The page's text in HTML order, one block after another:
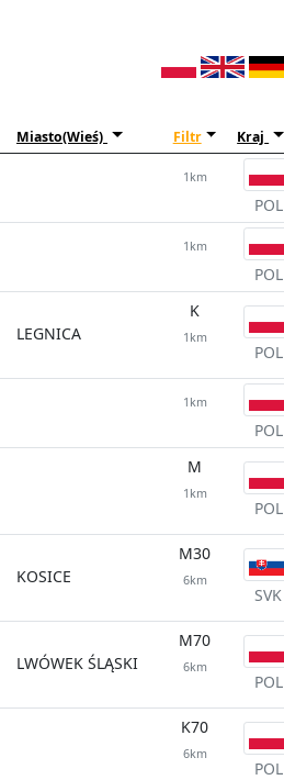
Miasto(Wieś) Filtr Kraj
1km
POL
1km
POL
LEGNICA
K
1km
POL
1km
POL
M
1km
POL
KOSICE
M30
6km
SVK
LWÓWEK ŚLĄSKI
M70
6km
POL
K70
6km
POL